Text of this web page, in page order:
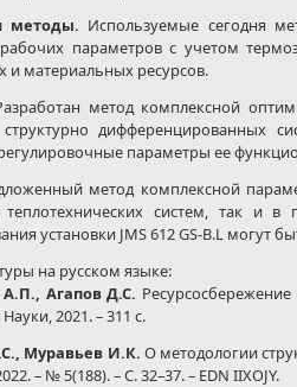
методы. Используемые сегодня
параметров с учетом
и материальных ресурсов.
метод комплексной
дифференцированных
параметры ее
метод комплексной
теплотехнических систем, так и
установки JMS 612 GS-B.L могут
на русском языке:
Агапов Д.С.
2021. – 311 с.
Муравьев И.К. О методологии
– № 5(188). – С. 32–37. – EDN IIXOJY.